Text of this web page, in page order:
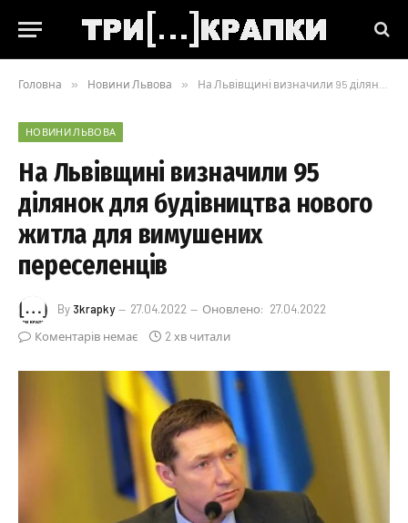
Головна » Новини Львова » На Львівщині визначили 95 ділянок для будівництва нового житла для вимушених переселенців
НОВИНИ ЛЬВОВА
На Львівщині визначили 95
ділянок для будівництва нового
житла для вимушених
переселенців
By 3krapky 27.04.2022 Оновлено: 27.04.2022
Коментарів немає
2 хв читали